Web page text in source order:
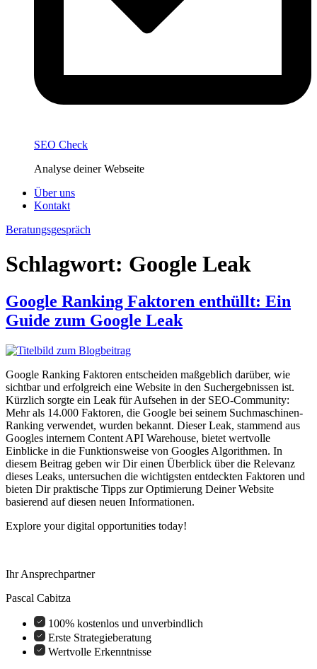
SEO Check
Analyse deiner Webseite
Über uns
Kontakt
Beratungsgespräch
Schlagwort: Google Leak
Google Ranking Faktoren enthüllt: Ein
Guide zum Google Leak
Google Ranking Faktoren entscheiden maßgeblich darüber, wie
sichtbar und erfolgreich eine Website in den Suchergebnissen ist.
Kürzlich sorgte ein Leak für Aufsehen in der SEO-Community:
Mehr als 14.000 Faktoren, die Google bei seinem Suchmaschinen-
Ranking verwendet, wurden bekannt. Dieser Leak, stammend aus
Googles internem Content API Warehouse, bietet wertvolle
Einblicke in die Funktionsweise von Googles Algorithmen. In
diesem Beitrag geben wir Dir einen Überblick über die Relevanz
dieses Leaks, untersuchen die wichtigsten entdeckten Faktoren und
bieten Dir praktische Tipps zur Optimierung Deiner Website
basierend auf diesen neuen Informationen.
Explore your digital opportunities today!
Ihr Ansprechpartner
Pascal Cabitza
100% kostenlos und unverbindlich
Erste Strategieberatung
Wertvolle Erkenntnisse